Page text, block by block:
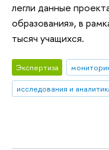
легли данные
образования», в
тысяч учащихся.
Экспертиза
исследования и